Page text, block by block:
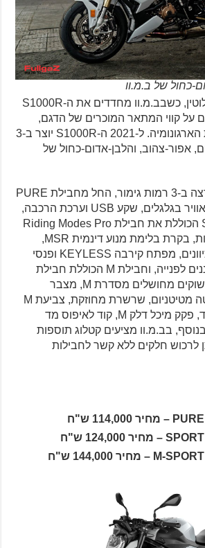
כחול של ב.מ.וו
גם העיצוב חדש לחלוטין, כשבב.מ.וו מחדדים את ה-S1000R
על קווי המתאר המוכרים של הדגם,
וכאמור משפרים את הארגונומיה. ל-2021 ה-S1000R יוצר ב-3
אפור-צהוב, והלבן-אדום-כחול של
ה-S1000R מגיע ארצה ב-3 רמות גימור, החל מחבילת PURE
הכוללת חיישני לחץ אוויר בגלגלים, שקע USB וערכת הרכבה,
דרך חבילת SPORT הכוללת את חבילת Riding Modes Pro
עם כל הבקרות הנלוות, בקרת בלימת מנוע דינמית MSR,
קוויקשיפטר לשני הכיוונים, מפתח קירבה KEYLESS ופנסי
LED דינמיים מתכווננים לפנייה, וחבילת M הכוללת חבילת
דינאמיק (ספורט) חישוקים מחושלים מסדרת M, מצבר
ליתיום, מערכת פליטה מטיטניום, שרשרת מחוזקת, צביעת M
מיוחדת, מושב מיוחד, פקק מיכל דלק M, קוד לאיפוס מד
בב.מ.וו מציעים קטלוג תוספות
לרכוש חלקים ללא קשר לחבילות